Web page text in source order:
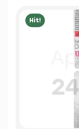
Hit!